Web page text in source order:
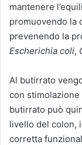
mantenere
promuovendo la
prevenendo la
Escherichia coli,
Al butirrato
con
butirrato può
livello del colon,
corretta